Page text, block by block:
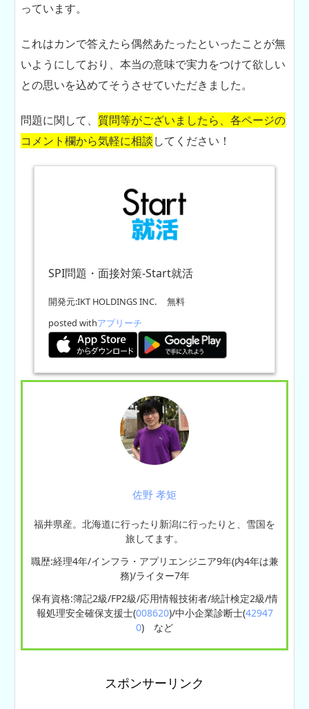
っています。
これはカンで答えたら偶然あたったといったことが無
いようにしており、本当の意味で実力をつけて欲しい
との思いを込めてそうさせていただきました。
問題に関して、 質問等がございましたら、各ページの
コメント欄から気軽に相談してください！
SPI問題・面接対策-Start就活
開発元:IKT HOLDINGS INC.
無料
posted withアプリーチ
佐野 孝矩
福井県産。北海道に行ったり新潟に行ったりと、雪国を
旅してます。
職歴:経理4年/インフラ・アプリエンジニア9年(内4年は兼
務)/ライター7年
保有資格:簿記2級/FP2級/応用情報技術者/統計検定2級/情
報処理安全確保支援士(008620)/中小企業診断士(42947
0) など
スポンサーリンク